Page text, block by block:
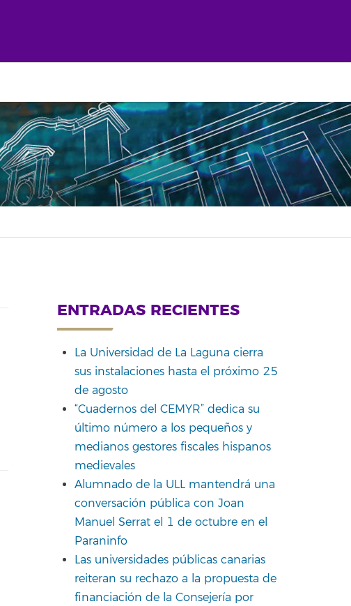
ENTRADAS RECIENTES
La Universidad de La Laguna cierra
sus instalaciones hasta el próximo 25
de agosto
“Cuadernos del CEMYR” dedica su
último número a los pequeños y
medianos gestores fiscales hispanos
medievales
Alumnado de la ULL mantendrá una
conversación pública con Joan
Manuel Serrat el 1 de octubre en el
Paraninfo
Las universidades públicas canarias
reiteran su rechazo a la propuesta de
financiación de la Consejería por